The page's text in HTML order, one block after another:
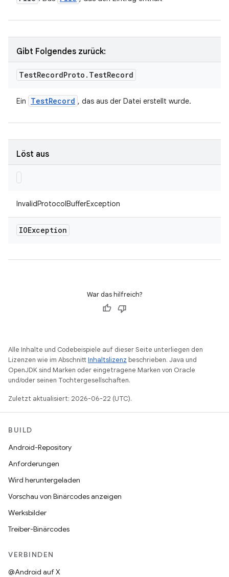
Gibt Folgendes zurück:
TestRecordProto . TestRecord
Ein TestRecord , das aus der Datei erstellt wurde.
Löst aus
InvalidProtocolBufferException
IOException
War das hilfreich?
Alle Inhalte und Codebeispiele auf dieser Seite unterliegen den
Lizenzen wie im AbschnittInhaltslizenz beschrieben. Java und
OpenJDK sind Marken oder eingetragene Marken von Oracle
und/oder seinen Tochtergesellschaften.
Zuletzt aktualisiert: 2026-06-22 (UTC).
BUILD
Android-Repository
Anforderungen
Wird heruntergeladen
Vorschau von Binärcodes anzeigen
Werksbilder
Treiber-Binärcodes
VERBINDEN
@Android auf X